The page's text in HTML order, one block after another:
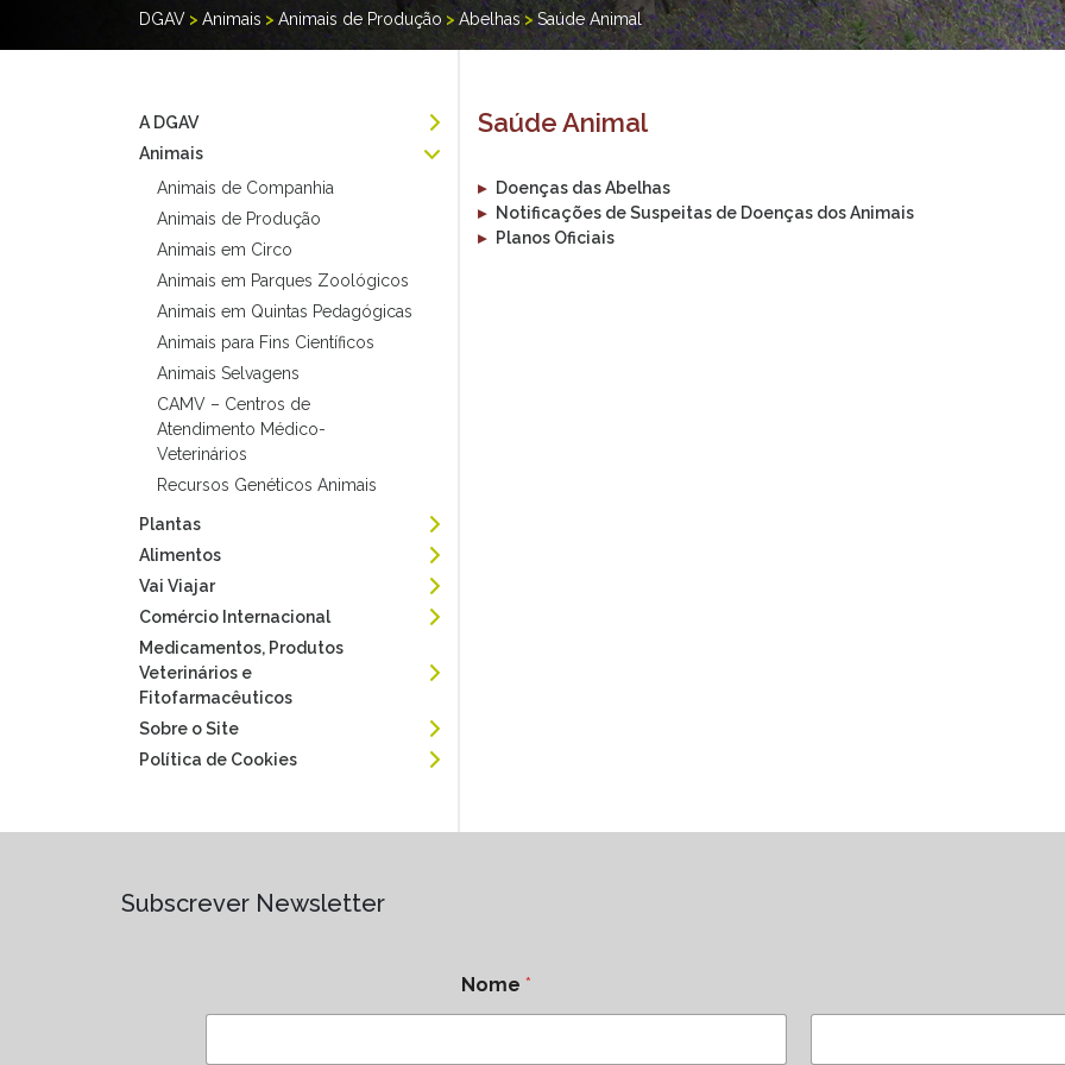
DGAV > Animais > Animais de Produção >Abelhas> Saúde Animal
A DGAV
Animais
Animais de Companhia
Animais de Produção
Animais em Circo
Animais em Parques Zoológicos
Animais em Quintas Pedagógicas
Animais para Fins Científicos
Animais Selvagens
CAMV – Centros de
Atendimento Médico-
Veterinários
Recursos Genéticos Animais
Plantas
Alimentos
Vai Viajar
Comércio Internacional
Medicamentos, Produtos
Veterinários e
Fitofarmacêuticos
Sobre o Site
Política de Cookies
Saúde Animal
▸
Doenças das Abelhas
▸
Notificações de Suspeitas de Doenças dos Animais
▸
Planos Oficiais
Subscrever Newsletter
Nome *